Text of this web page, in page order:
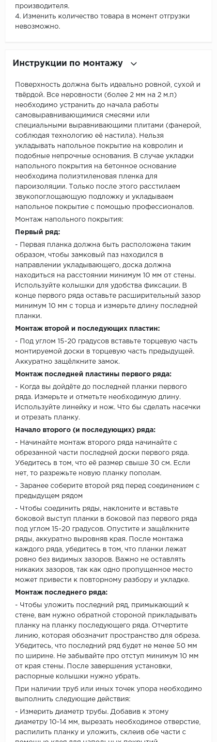
производителя.
4. Изменить количество товара в момент отгрузки
невозможно.
Инструкции по монтажу
Поверхность должна быть идеально ровной, сухой и
твёрдой. Все неровности (более 2 мм на 2 м.п)
необходимо устранить до начала работы
самовыравнивающимися смесями или
специальными выравнивающими плитами (фанерой,
соблюдая технологию её настила). Нельзя
укладывать напольное покрытие на ковролин и
подобные непрочные основания. В случае укладки
напольного покрытия на бетонное основание
необходима полиэтиленовая пленка для
пароизоляции. Только после этого расстилаем
звукопоглощающую подложку и укладываем
напольное покрытие с помощью профессионалов.
Монтаж напольного покрытия:
Первый ряд:
- Первая планка должна быть расположена таким
образом, чтобы замковый паз находился в
направлении укладывающего, доска должна
находиться на расстоянии минимум 10 мм от стены.
Используйте колышки для удобства фиксации. В
конце первого ряда оставьте расширительный зазор
минимум 10 мм с торца и измерьте длину последней
планки.
Монтаж второй и последующих пластин:
- Под углом 15-20 градусов вставьте торцевую часть
монтируемой доски в торцевую часть предыдущей.
Аккуратно защёлкните замок.
Монтаж последней пластины первого ряда:
- Когда вы дойдёте до последней планки первого
ряда. Измерьте и отметьте необходимую длину.
Используйте линейку и нож. Что бы сделать насечки
и отрезать планку.
Начало второго (и последующих) ряда:
- Начинайте монтаж второго ряда начинайте с
обрезанной части последней доски первого ряда.
Убедитесь в том, что её размер свыше 30 см. Если
нет, то разрежьте новую планку пополам.
- Заранее соберите второй ряд перед соединением с
предыдущем рядом
- Чтобы соединить ряды, наклоните и вставьте
боковой выступ планки в боковой паз первого ряда
под углом 15-20 градусов. Опустите и защёлкните
ряды, аккуратно выровняв края. После монтажа
каждого ряда, убедитесь в том, что планки лежат
ровно без видимых зазоров. Важно не оставлять
никаких зазоров, так как одно пропущенное место
может привести к повторному разбору и укладке.
Монтаж последнего ряда:
- Чтобы уложить последний ряд, примыкающий к
стене, вам нужно обратной стороной прикладывать
планку на планку последующего ряда. Отчертите
линию, которая обозначит пространство для обреза.
Убедитесь, что последний ряд будет не менее 50 мм
по ширине. Не забывайте про отступ минимум 10 мм
от края стены. После завершения установки,
распорные колышки нужно убрать.
При наличии труб или иных точек упора необходимо
выполнить следующие действия:
- Измерить диаметр трубы. Добавив к этому
диаметру 10-14 мм, вырезать необходимое отверстие,
распилить планку и уложить, склеив обе части с